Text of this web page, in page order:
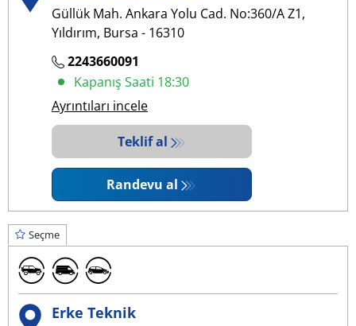
Güllük Mah. Ankara Yolu Cad. No:360/A Z1,
Yıldırım, Bursa - 16310
2243660091
Kapanış Saati 18:30
Ayrıntıları incele
Teklif al
Randevu al
Seçme
Erke Teknik